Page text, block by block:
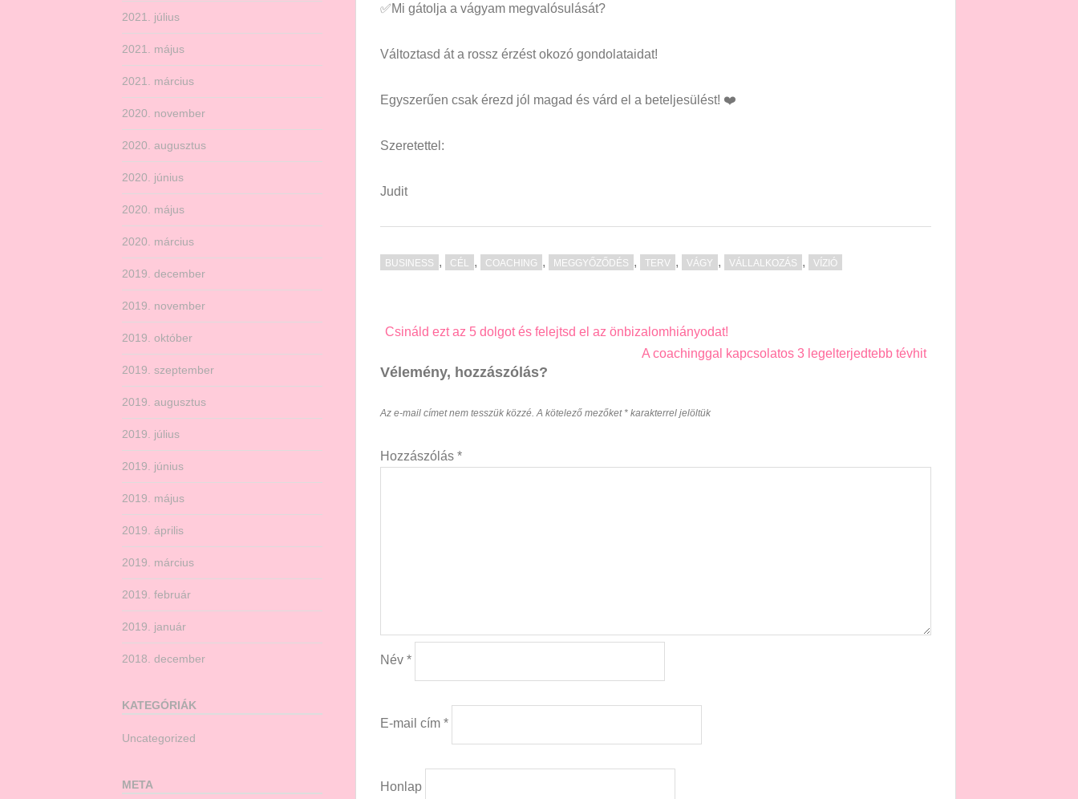
✅Mi gátolja a vágyam megvalósulását?
Változtasd át a rossz érzést okozó gondolataidat!
Egyszerűen csak érezd jól magad és várd el a beteljesülést! ❤️
Szeretettel:
Judit
BUSINESS , CÉL , COACHING , MEGGYŐZŐDÉS , TERV , VÁGY , VÁLLALKOZÁS , VÍZIÓ
Post
Csináld ezt az 5 dolgot és felejtsd el az önbizalomhiányodat!
A coachinggal kapcsolatos 3 legelterjedtebb tévhit
Vélemény, hozzászólás?
Az e-mail címet nem tesszük közzé. A kötelező mezőket * karakterrel jelöltük
Hozzászólás*
Név*
E-mail cím*
Honlap
2021. július
2021. május
2021. március
2020. november
2020. augusztus
2020. június
2020. május
2020. március
2019. december
2019. november
2019. október
2019. szeptember
2019. augusztus
2019. július
2019. június
2019. május
2019. április
2019. március
2019. február
2019. január
2018. december
KATEGÓRIÁK
Uncategorized
META